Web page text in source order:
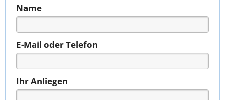
Name
E-Mail oder Telefon
Ihr Anliegen